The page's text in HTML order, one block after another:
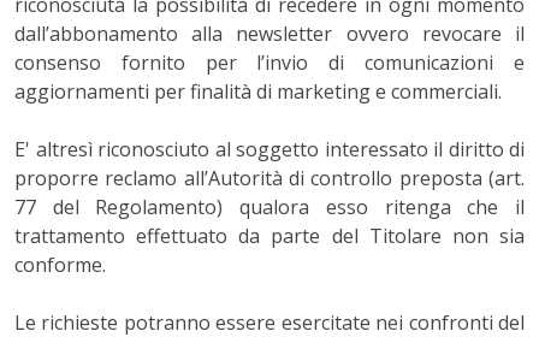
dall’abbonamento alla newsletter ovvero revocare il
consenso fornito per l’invio di comunicazioni e
aggiornamenti per finalità di marketing e commerciali.
E' altresì riconosciuto al soggetto interessato il diritto di
proporre reclamo all’Autorità di controllo preposta (art.
77 del Regolamento) qualora esso ritenga che il
trattamento effettuato da parte del Titolare non sia
conforme.
Le richieste potranno essere esercitate nei confronti del